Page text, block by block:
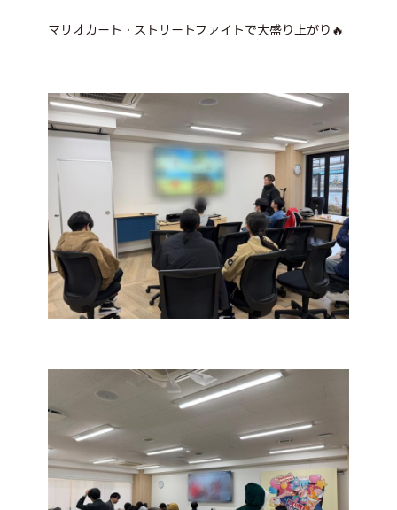
マリオカート・ストリートファイトで大盛り上がり🔥